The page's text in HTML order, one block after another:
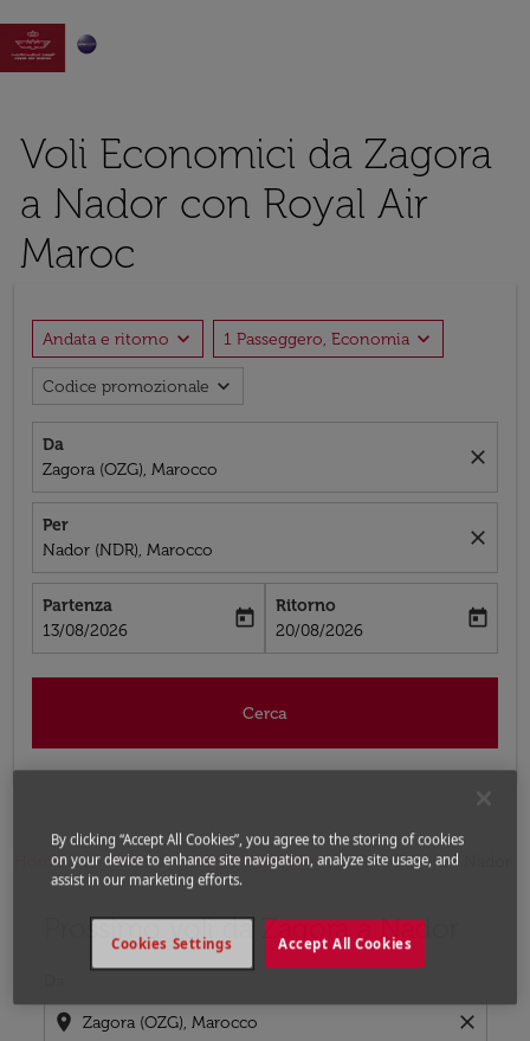

Voli Economici da Zagora
a Nador con Royal Air
Maroc
Andata e ritorno expand_more 1 Passeggero, Economia expand_more
Codice promozionale expand_more
Da
Zagora (OZG), Marocco
close
Per
Nador (NDR), Marocco
close
Partenza
fc-booking-departure-date-aria-label
13/08/2026
today
Ritorno
fc-booking-return-date-aria-label
20/08/2026
today
Cerca
Home Voli Voli per Marocco Voli Zagora - Nador
Prossimo voli da Zagora a Nador
location_on close
Prova ad aggiornare il tuo percorso (origine e/o
By clicking “Accept All Cookies”, you agree to the storing of cookies
on your device to enhance site navigation, analyze site usage, and
assist in our marketing efforts.
Accept All Cookies
Cookies Settings